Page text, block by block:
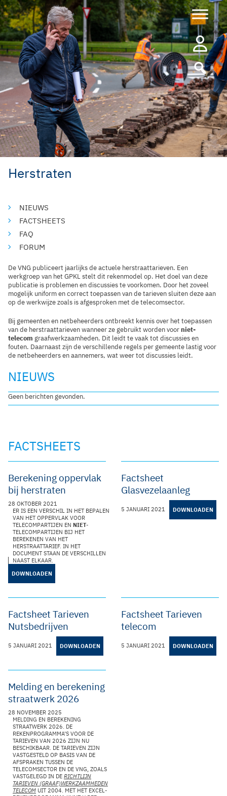
Ga
naar
de
inhoud
Herstraten
NIEUWS
FACTSHEETS
FAQ
FORUM
De VNG publiceert jaarlijks de actuele herstraattarieven. Een
werkgroep van het GPKL stelt dit rekenmodel op. Het doel van deze
publicatie is problemen en discussies te voorkomen. Door het zoveel
mogelijk uniform en correct toepassen van de tarieven sluiten deze aan
op de werkwijze zoals is afgesproken met de telecomsector.
Bij gemeenten en netbeheerders ontbreekt kennis over het toepassen
van de herstraattarieven wanneer ze gebruikt worden voor niet-
telecom graafwerkzaamheden. Dit leidt te vaak tot discussies en
fouten. Daarnaast zijn de verschillende regels per gemeente lastig voor
de netbeheerders en aannemers, wat weer tot discussies leidt.
NIEUWS
Geen berichten gevonden.
FACTSHEETS
Berekening oppervlak
bij herstraten
28 OKTOBER 2021
ER IS EEN VERSCHIL IN HET BEPALEN
VAN HET OPPERVLAK VOOR
TELECOMPARTIJEN EN NIET-
TELECOMPARTIJEN BIJ HET
BEREKENEN VAN HET
HERSTRAATTARIEF. IN HET
DOCUMENT STAAN DE VERSCHILLEN
NAAST ELKAAR.
DOWNLOADEN
Factsheet
Glasvezelaanleg
5 JANUARI 2021 DOWNLOADEN
Factsheet Tarieven
Nutsbedrijven
5 JANUARI 2021 DOWNLOADEN
Factsheet Tarieven
telecom
5 JANUARI 2021 DOWNLOADEN
Melding en berekening
straatwerk 2026
28 NOVEMBER 2025
MELDING EN BEREKENING
STRAATWERK 2026. DE
REKENPROGRAMMA’S VOOR DE
TARIEVEN VAN 2026 ZIJN NU
BESCHIKBAAR. DE TARIEVEN ZIJN
VASTGESTELD OP BASIS VAN DE
AFSPRAKEN TUSSEN DE
TELECOMSECTOR EN DE VNG, ZOALS
VASTGELEGD IN DE RICHTLIJN
TARIEVEN (GRAAF)WERKZAAMHEDEN
TELECOM UIT 2004. MET HET EXCEL-